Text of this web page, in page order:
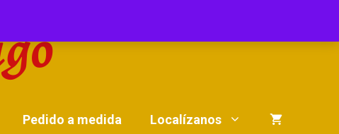
Pedido a medida Localízanos